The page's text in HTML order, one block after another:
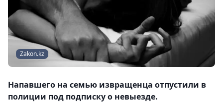
Zakon.kz
Напавшего на семью извращенца отпустили в
полиции под подписку о невыезде.